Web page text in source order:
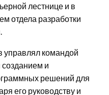
лестнице и в
отдела разработки
управлял командой
созданием и
решений для
его руководству и